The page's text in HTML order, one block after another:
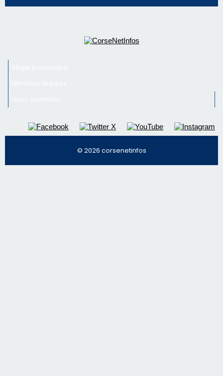
© 2026 corsenetinfos